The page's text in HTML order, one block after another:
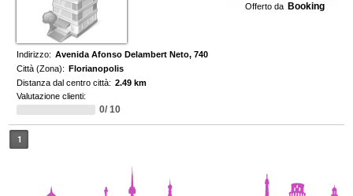
Offerto da Booking
Indirizzo: Avenida Afonso Delambert Neto, 740
Città (Zona): Florianopolis
Distanza dal centro città: 2.49 km
Valutazione clienti:
0/ 10
1